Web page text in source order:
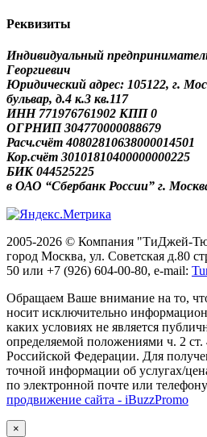
Реквизиты
Индивидуальный
Георгиевич
Юридический адрес: 105122, г.
бульвар, д.4 к.3 кв.117
ИНН 771976761902 КПП 0
ОГРНИП 304770000088679
Расч.счёт 40802810638000014501
Кор.счёт 30101810400000000225
БИК 044525225
в ОАО “Сбербанк России” г.
2005-2026 © Компания "ТиДжей-
город Москва, ул. Советская д.80
50 или +7 (926) 604-00-80, e-mail:
Обращаем Ваше внимание на то,
носит исключительно
каких условиях не является
определяемой положениями ч. 2 ст.
Российской Федерации. Для
точной информации об услугах/
по электронной почте или
продвижение сайта - iBuzzPromo
×